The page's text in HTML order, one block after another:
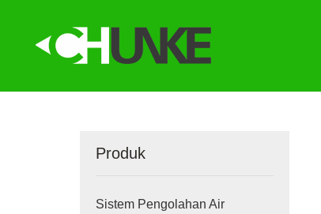
Produk
Sistem Pengolahan Air